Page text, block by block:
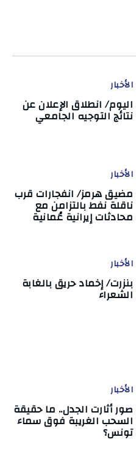
الأخبار
اليوم/ انطلاق الإعلان عن
نتائج التوجيه الجامعي
الأخبار
مضيق هرمز/ انفجارات قرب
ناقلة نفط بالتزامن مع
محادثات إيرانية عُمانية
الأخبار
بنزرت/ إخماد حريق بالغابة
الشعراء
الأخبار
صور أثارت الجدل.. ما حقيقة
السحب الغريبة فوق سماء
تونس؟